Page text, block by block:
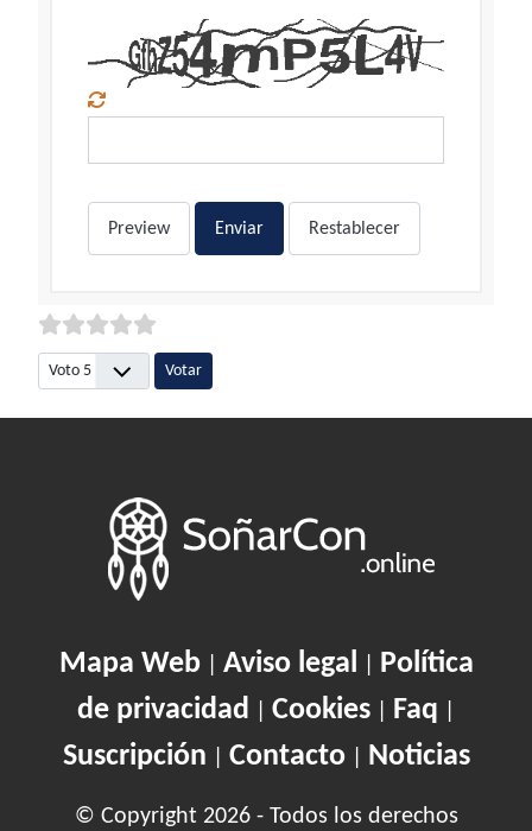
Preview Enviar Restablecer
Por favor, vote
Mapa Web| Aviso legal
Política
de privacidad
Cookies Faq
Suscripción Contacto| Noticias
© Copyright 2026 - Todos los derechos